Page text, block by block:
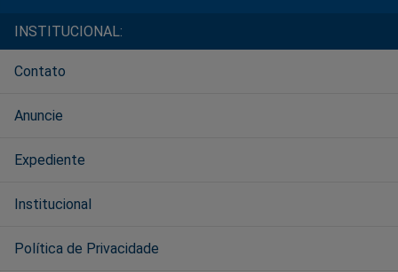
INSTITUCIONAL:
Contato
Anuncie
Expediente
Institucional
Política de Privacidade